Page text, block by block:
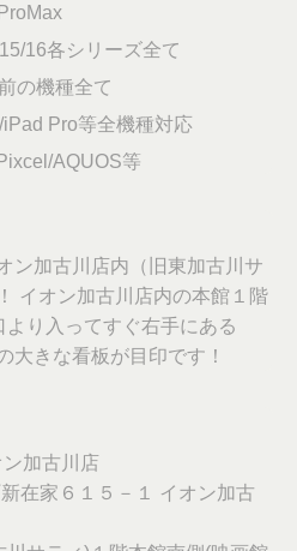
16各シリーズ全て
の機種全て
Pro等全機種対応
AQUOS等
ン加古川店内（旧東加古川サ
イオン加古川店内の本館１階
り入ってすぐ右手にある
大きな看板が目印です！
加古川店
在家６１５－１ イオン加古